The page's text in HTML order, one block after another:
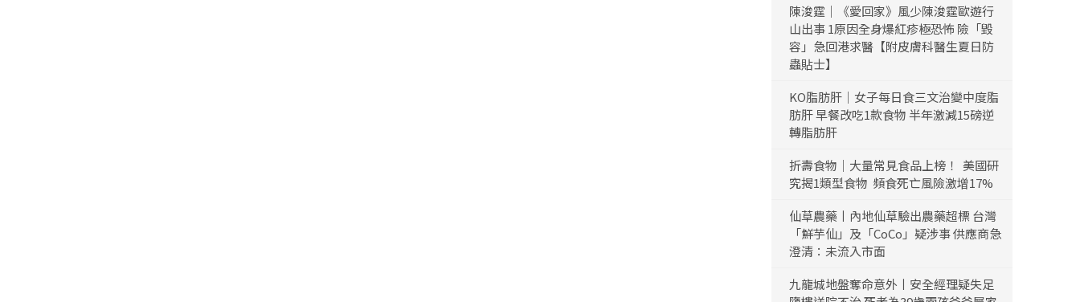
陳浚霆｜《愛回家》風少陳浚霆歐遊行
山出事 1原因全身爆紅疹極恐怖 險「毀
容」急回港求醫【附皮膚科醫生夏日防
蟲貼士】
KO脂肪肝｜女子每日食三文治變中度脂
肪肝 早餐改吃1款食物 半年激減15磅逆
轉脂肪肝
折壽食物｜大量常見食品上榜！ 美國研
究揭1類型食物 頻食死亡風險激增17%
仙草農藥丨內地仙草驗出農藥超標 台灣
「鮮芋仙」及「CoCo」疑涉事 供應商急
澄清：未流入市面
九龍城地盤奪命意外丨安全經理疑失足